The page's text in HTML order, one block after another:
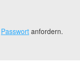
Passwort anfordern.